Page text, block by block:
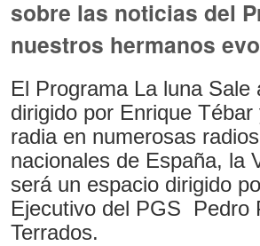
sobre las noticias del
nuestros hermanos
El Programa La luna Sale
dirigido por Enrique Tébar
radia en numerosas
nacionales de España, la
será un espacio dirigido
Ejecutivo del PGS Pedro
Terrados.